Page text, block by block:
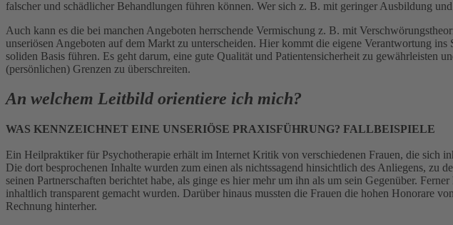
falscher und schädlicher Behandlungen führen können. Wer sich z. B. mit geringer Ausbildung
Auch kann es die bei manchen Angeboten herrschende Vermischung z. B. mit
unseriösen Angeboten auf dem Markt zu unterscheiden. Hier kommt die eigene Verantwortung
soliden Basis führen. Es geht darum, eine gute Qualität und Patientensicherheit zu gewährleisten
(persönlichen) Grenzen zu überschreiten.
An welchem Leitbild orientiere ich mich?
WAS KENNZEICHNET EINE UNSERIÖSE PRAXISFÜHRUNG? FALLBEISPIELE
Ein Heilpraktiker für Psychotherapie erhält im Internet Kritik von verschiedenen Frauen, die sich
Die dort besprochenen Inhalte wurden zum einen als nichtssagend hinsichtlich des Anliegens, zu
seinen Partnerschaften berichtet habe, als ginge es hier mehr um ihn als um sein Gegenüber.
inhaltlich transparent gemacht wurden. Darüber hinaus mussten die Frauen die hohen Honorare
Rechnung hinterher.